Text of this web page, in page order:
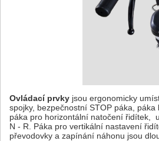
Ovládací prvky jsou ergonomicky
spojky, bezpečnostní STOP páka,
páka pro horizontální natočení řidítek,
N - R. Páka pro vertikální nastavení
převodovky a zapínání náhonu jsou